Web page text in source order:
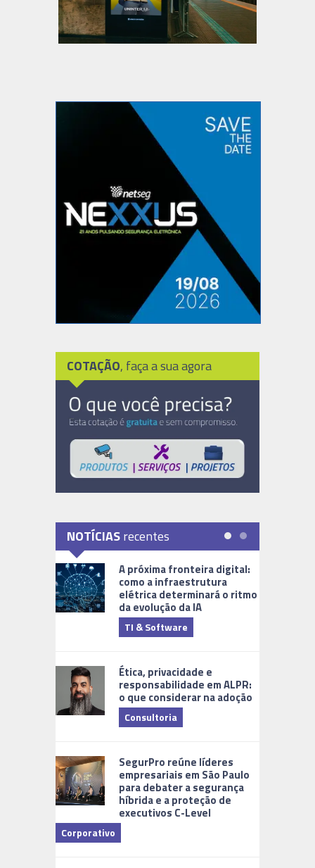
COTAÇÃO, faça a sua agora
NOTÍCIASrecentes
A próxima fronteira digital:
como a infraestrutura
elétrica determinará o ritmo
da evolução da IA
TI & Software
Ética, privacidade e
responsabilidade em ALPR:
o que considerar na adoção
Consultoria
SegurPro reúne líderes
empresariais em São Paulo
para debater a segurança
híbrida e a proteção de
executivos C-Level
Corporativo